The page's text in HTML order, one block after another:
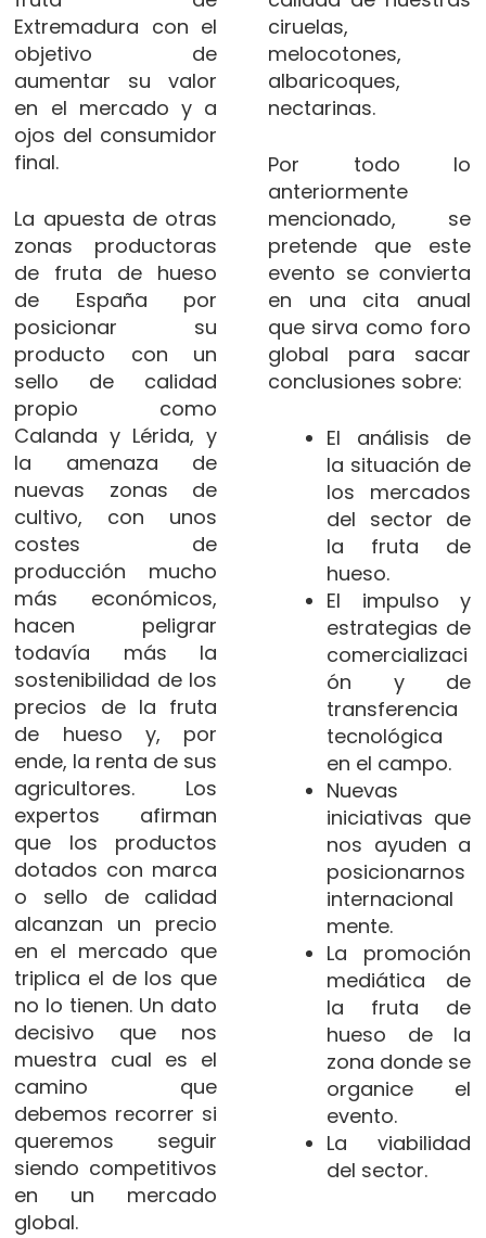
Extremadura con el
objetivo de
aumentar su valor
en el mercado y a
ojos del consumidor
final.
La apuesta de otras
zonas productoras
de fruta de hueso
de España por
posicionar su
producto con un
sello de calidad
propio como
Calanda y Lérida, y
la amenaza de
nuevas zonas de
cultivo, con unos
costes de
producción mucho
más económicos,
hacen peligrar
todavía más la
sostenibilidad de los
precios de la fruta
de hueso y, por
ende, la renta de sus
agricultores. Los
expertos afirman
que los productos
dotados con marca
o sello de calidad
alcanzan un precio
en el mercado que
triplica el de los que
no lo tienen. Un dato
decisivo que nos
muestra cual es el
camino que
debemos recorrer si
queremos seguir
siendo competitivos
en un mercado
global.
ciruelas,
melocotones,
albaricoques,
nectarinas.
Por todo lo
anteriormente
mencionado, se
pretende que este
evento se convierta
en una cita anual
que sirva como foro
global para sacar
conclusiones sobre:
El análisis de
la situación de
los mercados
del sector de
la fruta de
hueso.
El impulso y
estrategias de
comercializaci
ón y de
transferencia
tecnológica
en el campo.
Nuevas
iniciativas que
nos ayuden a
posicionarnos
internacional
mente.
La promoción
mediática de
la fruta de
hueso de la
zona donde se
organice el
evento.
La viabilidad
del sector.